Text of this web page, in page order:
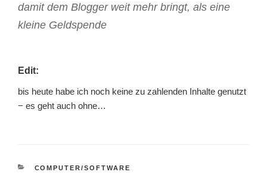
damit dem Blogger weit mehr bringt, als eine
kleine Geldspende
Edit:
bis heute habe ich noch keine zu zahlenden Inhalte genutzt
− es geht auch ohne…
KATEGORIEN
COMPUTER/SOFTWARE